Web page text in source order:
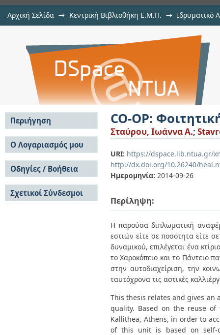
Αρχική Σελίδα → Κεντρική Βιβλιοθήκη Ε.Μ.Π. → Ιδρυματικό
CO-OP: Φοιτητική κατοίκηση
CO-OP:
Σταύρου, Ιωάννα Α.;
URI: https://dspace.lib.ntua.gr/
http://dx.doi.org/10.26240/
Ημερομηνία: 2014-09-26
Περίληψη:
Η παρούσα διπλωματική
εστιών είτε σε ποσότητα είτε
δυναμικού, επιλέγεται ένα
το Χαροκόπειο και το Πάντειο
στην αυτοδιαχείριση, την
ταυτόχρονα τις αστικές
This thesis relates and gives
quality. Based on the reuse
Kallithea, Athens, in order to
of this unit is based on self-
Περιήγηση
Σε όλο το DSpace
Κοινότητες & Συλλογές
Ανά Ημερομηνία
Έκδοσης
Συγγραφείς
Τίτλοι
Θέματα
Ο Λογαριασμός μου
Σύνδεση
Εγγραφή
Οδηγίες / Βοήθεια
Οδηγίες Υποβολής
Οδηγίες Χρήσης ΙΑ
Συχνές Ερωτήσεις
Σχετικοί Σύνδεσμοι